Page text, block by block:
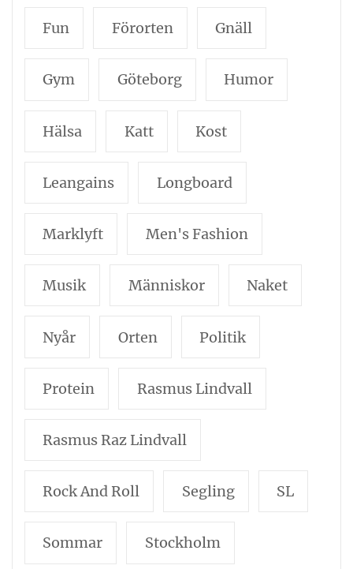
Fun Förorten Gnäll
Gym Göteborg Humor
Hälsa Katt Kost
Leangains Longboard
Marklyft Men's Fashion
Musik Människor Naket
Nyår Orten Politik
Protein Rasmus Lindvall
Rasmus Raz Lindvall
Rock And Roll Segling SL
Sommar Stockholm